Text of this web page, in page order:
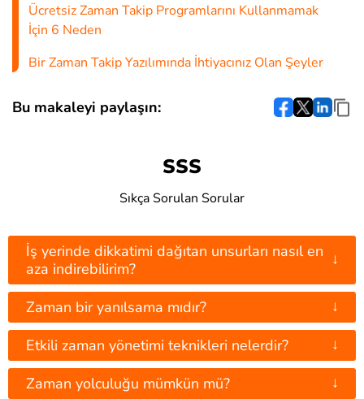
Ücretsiz Zaman Takip Programlarını Kullanmamak
İçin 6 Neden
Bir Zaman Takip Yazılımında İhtiyacınız Olan Şeyler
Bu makaleyi paylaşın:
SSS
Sıkça Sorulan Sorular
İş yerinde dikkatimi dağıtan unsurları nasıl en
aza indirebilirim?
↓
Zaman bir yanılsama mıdır? ↓
Etkili zaman yönetimi teknikleri nelerdir? ↓
Zaman yolculuğu mümkün mü? ↓